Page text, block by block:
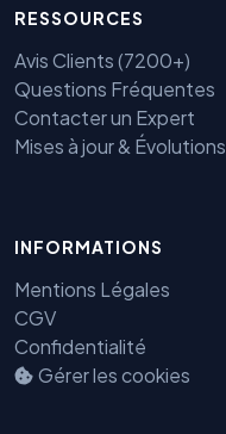
RESSOURCES
Avis Clients (7200+)
Questions Fréquentes
Contacter un Expert
Mises à jour & Évolutions
INFORMATIONS
Mentions Légales
CGV
Confidentialité
Gérer les cookies